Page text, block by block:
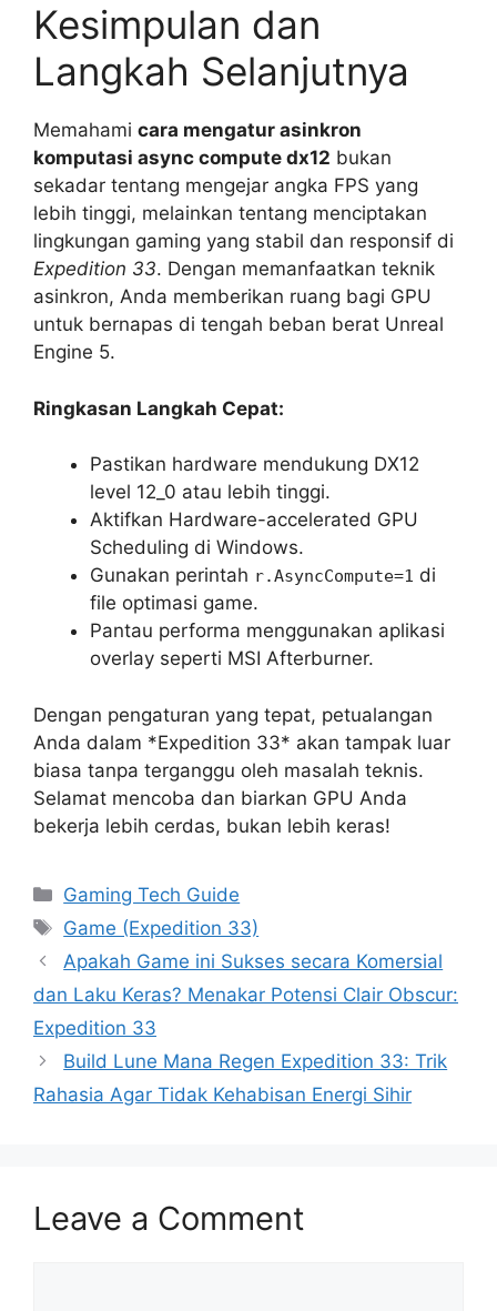
Kesimpulan dan
Langkah Selanjutnya
Memahami cara mengatur asinkron
komputasi async compute dx12 bukan
sekadar tentang mengejar angka FPS yang
lebih tinggi, melainkan tentang menciptakan
lingkungan gaming yang stabil dan responsif di
Expedition 33. Dengan memanfaatkan teknik
asinkron, Anda memberikan ruang bagi GPU
untuk bernapas di tengah beban berat Unreal
Engine 5.
Ringkasan Langkah Cepat:
Pastikan hardware mendukung DX12
level 12_0 atau lebih tinggi.
Aktifkan Hardware-accelerated GPU
Scheduling di Windows.
Gunakan perintah r.AsyncCompute=1 di
file optimasi game.
Pantau performa menggunakan aplikasi
overlay seperti MSI Afterburner.
Dengan pengaturan yang tepat, petualangan
Anda dalam *Expedition 33* akan tampak luar
biasa tanpa terganggu oleh masalah teknis.
Selamat mencoba dan biarkan GPU Anda
bekerja lebih cerdas, bukan lebih keras!
Categories
Gaming Tech Guide
Tags
Game (Expedition 33)
Apakah Game ini Sukses secara Komersial
dan Laku Keras? Menakar Potensi Clair Obscur:
Expedition 33
Build Lune Mana Regen Expedition 33: Trik
Rahasia Agar Tidak Kehabisan Energi Sihir
Leave a Comment